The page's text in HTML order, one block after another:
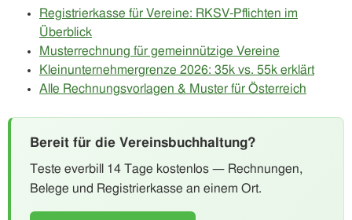
Registrierkasse für Vereine: RKSV-Pflichten im
Überblick
Musterrechnung für gemeinnützige Vereine
Kleinunternehmergrenze 2026: 35k vs. 55k erklärt
Alle Rechnungsvorlagen & Muster für Österreich
Bereit für die Vereinsbuchhaltung?
Teste everbill 14 Tage kostenlos — Rechnungen,
Belege und Registrierkasse an einem Ort.